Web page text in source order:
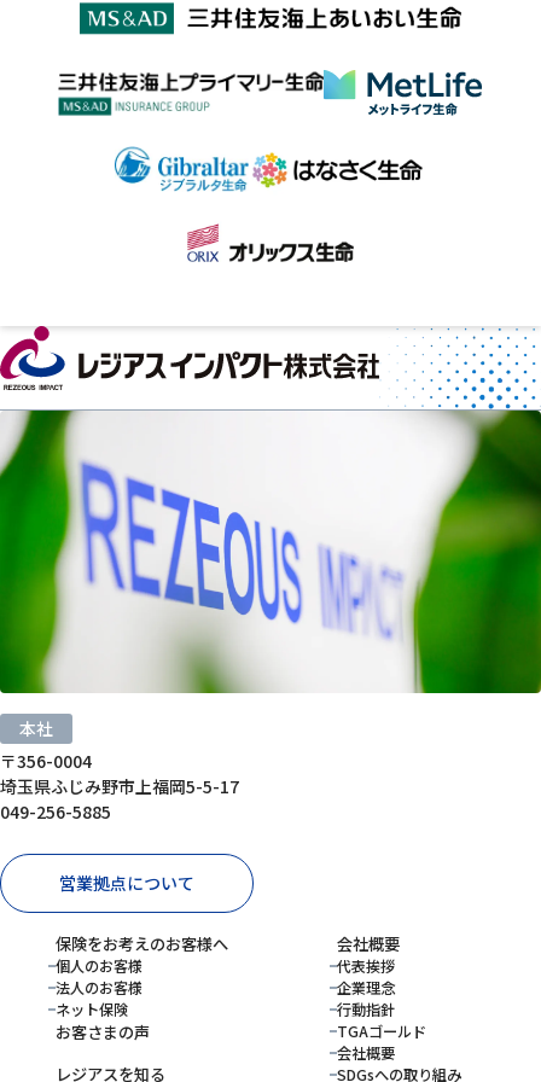
本社
〒356-0004
埼玉県ふじみ野市上福岡5-5-17
049-256-5885
営業拠点について
保険をお考えのお客様へ
個人のお客様
法人のお客様
ネット保険
お客さまの声
レジアスを知る
会社概要
代表挨拶
企業理念
行動指針
TGAゴールド
会社概要
SDGsへの取り組み